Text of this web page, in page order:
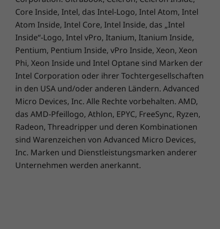
3i Gen 7 findet mühelos auf, unter oder neben
Ihrem Schreibtisch Platz – wie es Ihnen am
besten passt. Die Farbe Cloud Grey sieht in
jeder Inneneinrichtung gut aus.
Die technischen Daten können je nach Region/Modell variieren.
Erhalten Sie erweiterten
Support von echten
Menschen mit
Core Inside, Intel, das Intel-Logo, Intel Atom, Intel
Atom Inside, Intel Core, Intel Inside, das „Intel
Inside“-Logo, Intel vPro, Itanium, Itanium Inside,
Pentium, Pentium Inside, vPro Inside, Xeon, Xeon
Phi, Xeon Inside und Intel Optane sind Marken der
Intel Corporation oder ihrer Tochtergesellschaften
in den USA und/oder anderen Ländern. Advanced
Micro Devices, Inc. Alle Rechte vorbehalten. AMD,
das AMD-Pfeillogo, Athlon, EPYC, FreeSync, Ryzen,
Radeon, Threadripper und deren Kombinationen
sind Warenzeichen von Advanced Micro Devices,
Inc. Marken und Dienstleistungsmarken anderer
Unternehmen werden anerkannt.